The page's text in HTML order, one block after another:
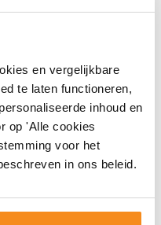
en vergelijkbare
te laten functioneren,
inhoud en
op 'Alle cookies
voor het
in ons beleid.